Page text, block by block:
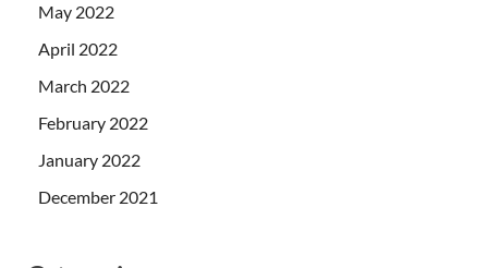
May 2022
April 2022
March 2022
February 2022
January 2022
December 2021